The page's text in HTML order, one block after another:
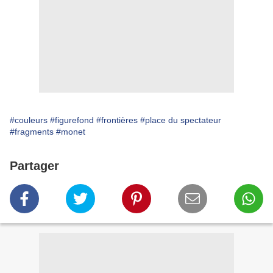
#couleurs #figurefond #frontières #place du spectateur
#fragments #monet
Partager